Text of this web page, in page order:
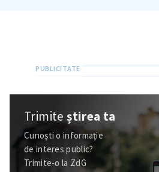
Trimiteștirea ta
Cunoști o informație
de interes public?
Trimite-o la ZdG